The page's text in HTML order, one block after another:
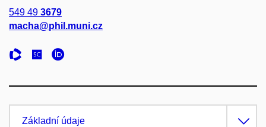
549 49 3679
macha@phil.muni.cz
Základní údaje